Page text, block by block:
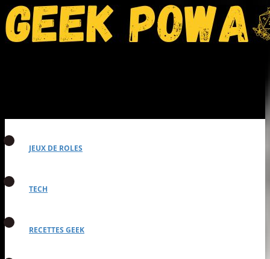
JEUX DE ROLES
TECH
RECETTES GEEK